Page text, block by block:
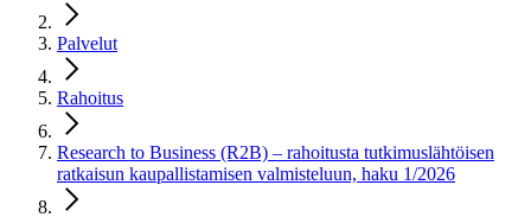
Palvelut
Rahoitus
Research to Business (R2B) – rahoitusta tutkimuslähtöisen
ratkaisun kaupallistamisen valmisteluun, haku 1/2026